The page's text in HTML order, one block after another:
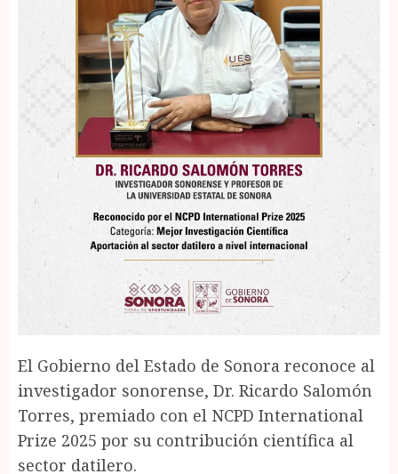
El Gobierno del Estado de Sonora reconoce al
investigador sonorense, Dr. Ricardo Salomón
Torres, premiado con el NCPD International
Prize 2025 por su contribución científica al
sector datilero.